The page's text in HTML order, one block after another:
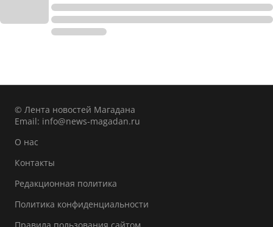
© Лента новостей Магадана
Email: info@news-magadan.ru
О нас
Контакты
Редакционная политика
Политика конфиденциальности